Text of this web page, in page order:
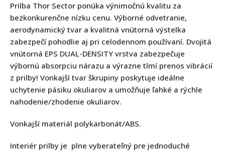
Prilba Thor Sector ponúka výnimočnú kvalitu za
bezkonkurenčne nízku cenu. Výborné odvetranie,
aerodynamický tvar a kvalitná vnútorná výstelka
zabezpečí pohodlie aj pri celodennom používaní. Dvojitá
vnútorná EPS DUAL-DENSITY vrstva zabezpečuje
výbornú absorpciu nárazu a výrazne tlmí prenos vibrácií
z prilby! Vonkajší tvar škrupiny poskytuje ideálne
uchytenie pásiku okuliarov a umožňuje ľahké a rýchle
nahodenie/zhodenie okuliarov.
Vonkajší materiál polykarbonát/ABS.
Interiér prilby je plne vyberateľný pre jednoduché